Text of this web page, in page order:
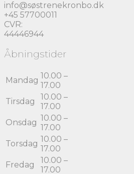
info@søstrenekronbo.dk
+45 57700011
CVR:
44446944
Åbningstider
Mandag 10.00 –
17.00
Tirsdag
10.00 –
17.00
Onsdag 10.00 –
17.00
Torsdag 10.00 –
17.00
Fredag
10.00 –
17.00